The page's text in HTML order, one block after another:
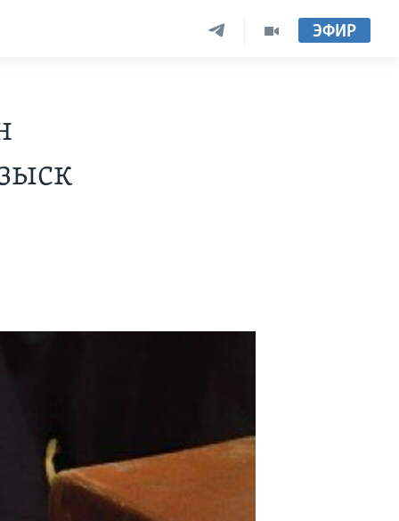
ЭФИР